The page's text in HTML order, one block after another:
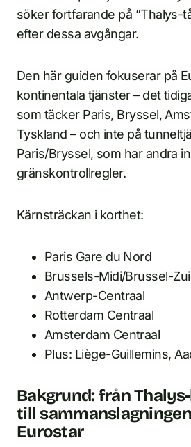
söker fortfarande på ”Thalys-
efter dessa avgångar.
Den här guiden fokuserar på
kontinentala tjänster – det
som täcker Paris, Bryssel,
Tyskland – och inte på
Paris/Bryssel, som har andra
gränskontrollregler.
Kärnsträckan i korthet:
Paris Gare du Nord
Brussels-Midi/Brussel-
Antwerp-Centraal
Rotterdam Centraal
Amsterdam Centraal
Plus: Liège-Guillemins,
Bakgrund: från
till
Eurostar